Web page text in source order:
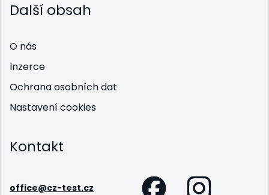
Další obsah
O nás
Inzerce
Ochrana osobních dat
Nastavení cookies
Kontakt
office@cz-test.cz